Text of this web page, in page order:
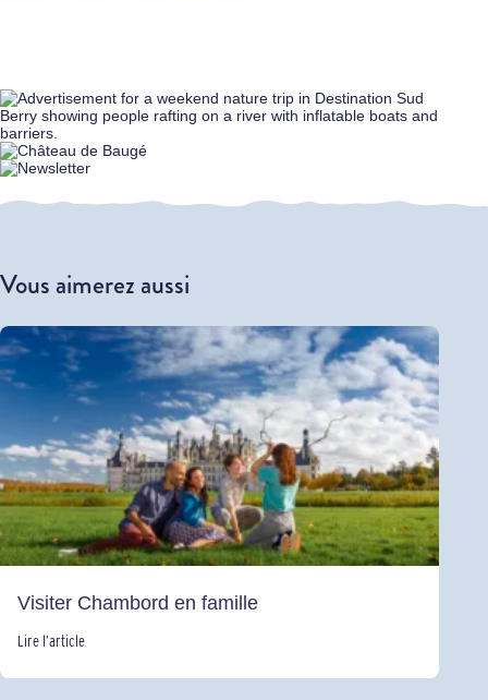
Vous aimerez aussi
Visiter Chambord en famille
Lire l’article